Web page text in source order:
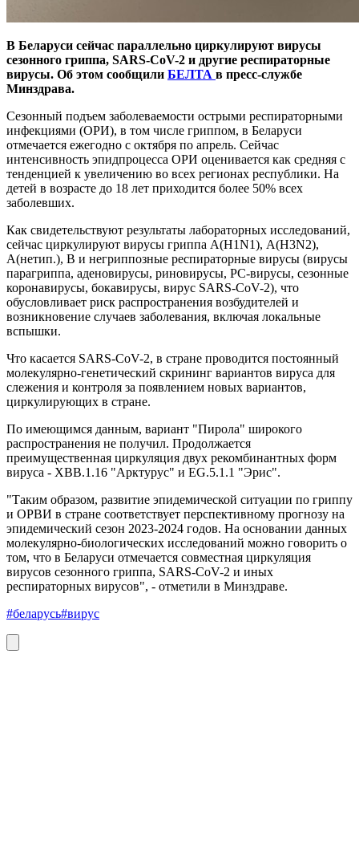
В Беларуси сейчас параллельно циркулируют вирусы
сезонного гриппа, SARS-CoV-2 и другие респираторные
вирусы. Об этом сообщили БЕЛТА в пресс-службе
Минздрава.
Сезонный подъем заболеваемости острыми респираторными
инфекциями (ОРИ), в том числе гриппом, в Беларуси
отмечается ежегодно с октября по апрель. Сейчас
интенсивность эпидпроцесса ОРИ оценивается как средняя с
тенденцией к увеличению во всех регионах республики. На
детей в возрасте до 18 лет приходится более 50% всех
заболевших.
Как свидетельствуют результаты лабораторных исследований,
сейчас циркулируют вирусы гриппа А(H1N1), A(H3N2),
А(нетип.), В и негриппозные респираторные вирусы (вирусы
парагриппа, аденовирусы, риновирусы, РС-вирусы, сезонные
коронавирусы, бокавирусы, вирус SARS-CoV-2), что
обусловливает риск распространения возбудителей и
возникновение случаев заболевания, включая локальные
вспышки.
Что касается SARS-CoV-2, в стране проводится постоянный
молекулярно-генетический скрининг вариантов вируса для
слежения и контроля за появлением новых вариантов,
циркулирующих в стране.
По имеющимся данным, вариант "Пирола" широкого
распространения не получил. Продолжается
преимущественная циркуляция двух рекомбинантных форм
вируса - ХВВ.1.16 "Арктурус" и EG.5.1.1 "Эрис".
"Таким образом, развитие эпидемической ситуации по гриппу
и ОРВИ в стране соответствует перспективному прогнозу на
эпидемический сезон 2023-2024 годов. На основании данных
молекулярно-биологических исследований можно говорить о
том, что в Беларуси отмечается совместная циркуляция
вирусов сезонного гриппа, SARS-CoV-2 и иных
респираторных вирусов", - отметили в Минздраве.
#беларусь#вирус